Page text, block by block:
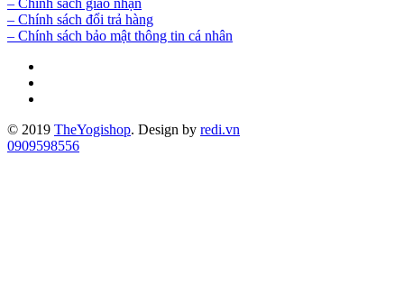
– Chính sách đổi trả hàng
– Chính sách bảo mật thông tin cá nhân
© 2019 TheYogishop. Design by redi.vn
0909598556